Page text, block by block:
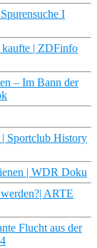
I
| ZDFinfo
– Im Bann der
Sportclub History
| WDR Doku
ARTE
Flucht aus der